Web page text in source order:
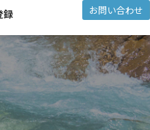
録 お問い合わせ